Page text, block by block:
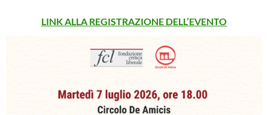
LINK ALLA REGISTRAZIONE DELL’EVENTO